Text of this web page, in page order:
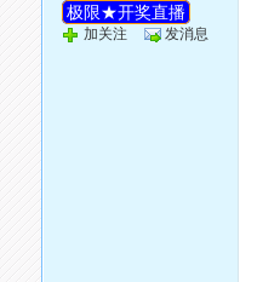
极限★开奖直播
加关注 发消息